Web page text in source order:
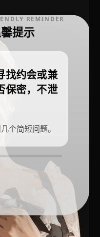
REMINDER
提示
找约会或兼
保密，不泄
个简短问题。